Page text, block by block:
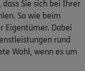
Sie sich bei Ihrer
So wie beim
Eigentümer. Dabei
rund
Wahl, wenn es um